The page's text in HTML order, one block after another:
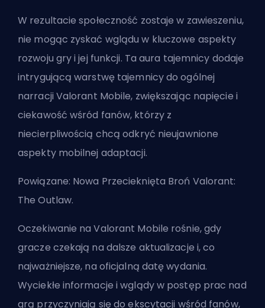
W rezultacie społeczność zostaje w zawieszeniu,
nie mogąc zyskać wglądu w kluczowe aspekty
rozwoju gry i jej funkcji. Ta aura tajemnicy dodaje
intrygującą warstwę tajemnicy do ogólnej
narracji Valorant Mobile, zwiększając napięcie i
ciekawość wśród fanów, którzy z
niecierpliwością chcą odkryć nieujawnione
aspekty mobilnej adaptacji.
Powiązane: Nowa Przecieknięta Broń Valorant:
The Outlaw.
Oczekiwanie na Valorant Mobile rośnie, gdy
gracze czekają na dalsze aktualizacje i, co
najważniejsze, na oficjalną datę wydania.
Wyciekłe informacje i wglądy w postęp prac nad
grą przyczyniają się do ekscytacji wśród fanów,